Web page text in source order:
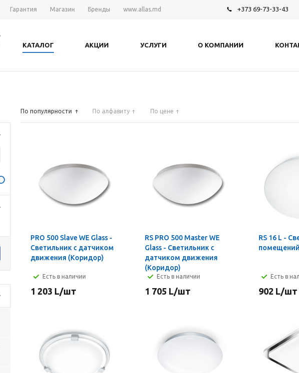
Гарантия Магазин Бренды www.allas.md +373 69-73-33-43
КАТАЛОГ АКЦИИ УСЛУГИ О КОМПАНИИ
По популярности По алфавиту По цене
PRO 500 Slave WE Glass -
Светильник с датчиком
движения (Коридор)
Есть в наличии
1 203 L/шт
RS PRO 500 Master WE
Glass - Светильник с
датчиком движения
(Коридор)
Есть в наличии
1 705 L/шт
RS 16 L -
Есть в
902 L/шт